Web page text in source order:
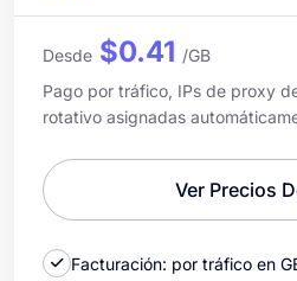
Desde $0.41 /GB
Pago por tráfico, IPs de proxy
rotativo asignadas
Ver Precios
Facturación: por tráfico en